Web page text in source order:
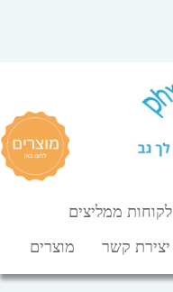
לקוחות ממליצים
יצירת קשר מוצרים